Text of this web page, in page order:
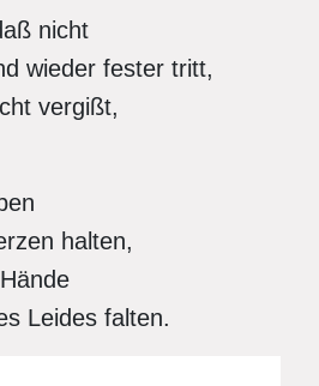
nicht
wieder fester tritt,
vergißt,
halten,
Leides falten.